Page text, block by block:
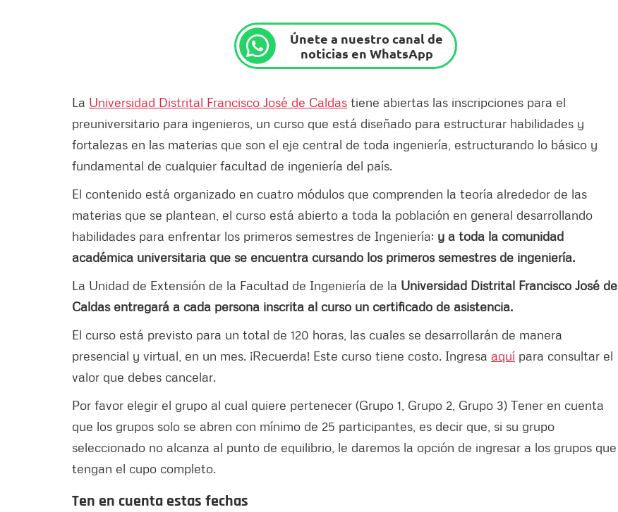
Únete a nuestro canal de
noticias en WhatsApp
La Universidad Distrital Francisco José de Caldas tiene abiertas las inscripciones para el
preuniversitario para ingenieros, un curso que está diseñado para estructurar habilidades y
fortalezas en las materias que son el eje central de toda ingeniería, estructurando lo básico y
fundamental de cualquier facultad de ingeniería del país.
El contenido está organizado en cuatro módulos que comprenden la teoría alrededor de las
materias que se plantean, el curso está abierto a toda la población en general desarrollando
habilidades para enfrentar los primeros semestres de Ingeniería; y a toda la comunidad
académica universitaria que se encuentra cursando los primeros semestres de ingeniería.
La Unidad de Extensión de la Facultad de Ingeniería de la Universidad Distrital Francisco José de
Caldas entregará a cada persona inscrita al curso un certificado de asistencia.
El curso está previsto para un total de 120 horas, las cuales se desarrollarán de manera
presencial y virtual, en un mes. ¡Recuerda! Este curso tiene costo. Ingresa aquí para consultar el
valor que debes cancelar.
Por favor elegir el grupo al cual quiere pertenecer (Grupo 1, Grupo 2, Grupo 3) Tener en cuenta
que los grupos solo se abren con mínimo de 25 participantes, es decir que, si su grupo
seleccionado no alcanza al punto de equilibrio, le daremos la opción de ingresar a los grupos que
tengan el cupo completo.
Ten en cuenta estas fechas